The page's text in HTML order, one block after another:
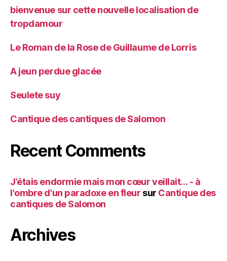
bienvenue sur cette nouvelle localisation de
tropdamour
Le Roman de la Rose de Guillaume de Lorris
A jeun perdue glacée
Seulete suy
Cantique des cantiques de Salomon
Recent Comments
J’étais endormie mais mon cœur veillait… - à
l'ombre d'un paradoxe en fleur sur Cantique des
cantiques de Salomon
Archives